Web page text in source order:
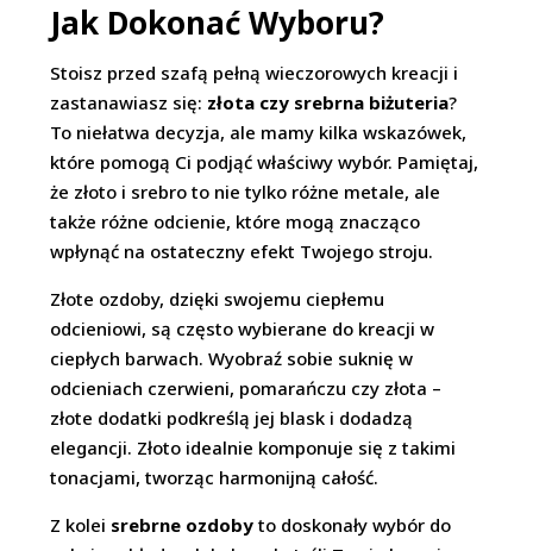
Jak Dokonać Wyboru?
Stoisz przed szafą pełną wieczorowych kreacji i
zastanawiasz się: złota czy srebrna biżuteria?
To niełatwa decyzja, ale mamy kilka wskazówek,
które pomogą Ci podjąć właściwy wybór. Pamiętaj,
że złoto i srebro to nie tylko różne metale, ale
także różne odcienie, które mogą znacząco
wpłynąć na ostateczny efekt Twojego stroju.
Złote ozdoby, dzięki swojemu ciepłemu
odcieniowi, są często wybierane do kreacji w
ciepłych barwach. Wyobraź sobie suknię w
odcieniach czerwieni, pomarańczu czy złota –
złote dodatki podkreślą jej blask i dodadzą
elegancji. Złoto idealnie komponuje się z takimi
tonacjami, tworząc harmonijną całość.
Z kolei srebrne ozdoby to doskonały wybór do